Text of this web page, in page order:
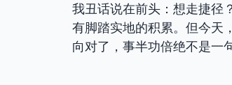
我丑话说在前头：想走捷径
有脚踏实地的积累。但今天
向对了，事半功倍绝不是一